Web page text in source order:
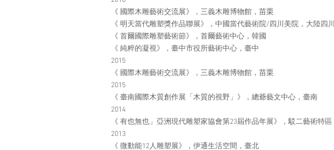
《 國際木雕藝術交流展》，三義木雕博物館，苗栗
《 明天當代雕塑獎作品聯展》，中國當代藝術院/四川美院，大陸四川
《 首爾國際雕塑藝術節》，首爾藝術中心，韓國
《 純粹的凝視》，臺中市役所藝術中心，臺中
2015
《 國際木雕藝術交流展》，三義木雕博物館，苗栗
2015
《 臺南國際木質創作展「木質的視野」》，總爺藝文中心，臺南
2014
《 有也無也」亞洲現代雕塑家協會第23屆作品年展》，駁二藝術特
2013
《 微動能12人雕塑展》，伊通生活空間，臺北